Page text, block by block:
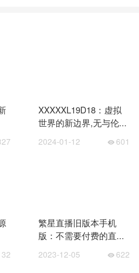
XXXXXL19D18：虚拟
世界的新边界,无与伦...
2024-01-12 601
繁星直播旧版本手机
版：不需要付费的直...
2023-12-05 622